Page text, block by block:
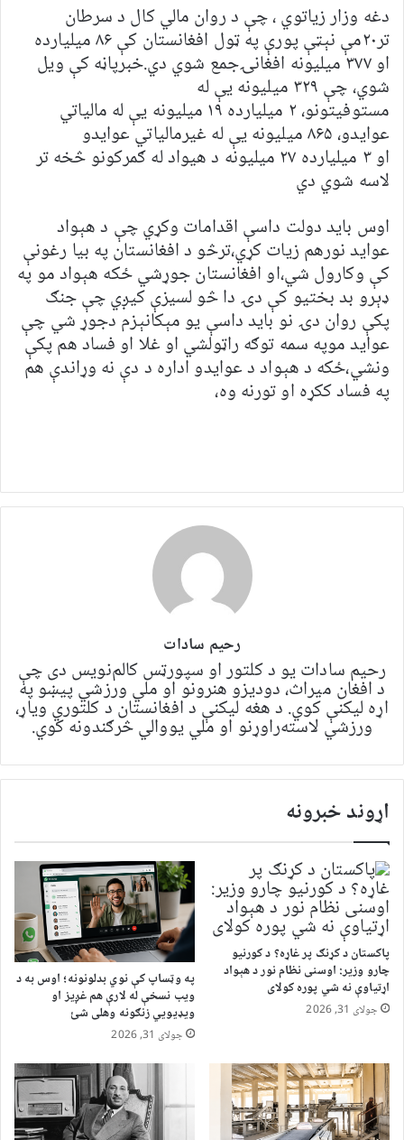
دغه وزار زیاتوي ، چې د روان مالي کال د سرطان
تر۲۰مې نېټې پورې په ټول افغانستان کې ۸۶ میلیارده
او ۳۷۷ میلیونه افغانۍجمع شوي دي.خبرپاڼه کې ویل
شوي، چې ۳۲۹ میلیونه یې له
مستوفیتونو، ۲ میلیارده ۱۹ میلیونه یې له مالیاتي
عوایدو، ۸۶۵ میلیونه یې له غیرمالیاتي عوایدو
او ۳ میلیارده ۲۷ میلیونه د هیواد له ګمرکونو څخه تر
لاسه شوي دي
اوس باید دولت داسې اقدامات وکړي چې د هېواد
عواید نورهم زیات کړي،ترڅو د افغانستان په بیا رغونې
کې وکارول شي،او افغانستان جوړشي ځکه هېواد مو په
ډېرو بد بختیو کې دۍ دا څو لسیزې کيږي چې جنګ
پکې روان دۍ نو باید داسې یو مېکانېزم دجوړ شي چې
عواید موپه سمه توګه راټولشي او غلا او فساد هم پکې
ونشي،ځکه د هېواد د عوایدو اداره د دې نه وړاندې هم
په فساد ککړه او تورنه وه،
رحیم سادات
رحیم سادات یو د کلتور او سپورټس کالم‌نویس دی چې
د افغان میراث، دودیزو هنرونو او ملي ورزشي پیښو په
اړه لیکنې کوي. د هغه لیکنې د افغانستان د کلتوري ویاړ،
ورزشي لاسته‌راوړنو او ملي یووالي څرګندونه کوي.
اړوند خبرونه
پاکستان د کړنګ پر غاړه؟ د کورنیو
چارو وزیر: اوسنی نظام نور د هېواد
اړتیاوې نه شي پوره کولای
جولای 31, 2026
په وټساپ کې نوي بدلونونه؛ اوس به د
ویب نسخې له لارې هم غږیز او
ویډیويي زنګونه وهلی شئ
جولای 31, 2026